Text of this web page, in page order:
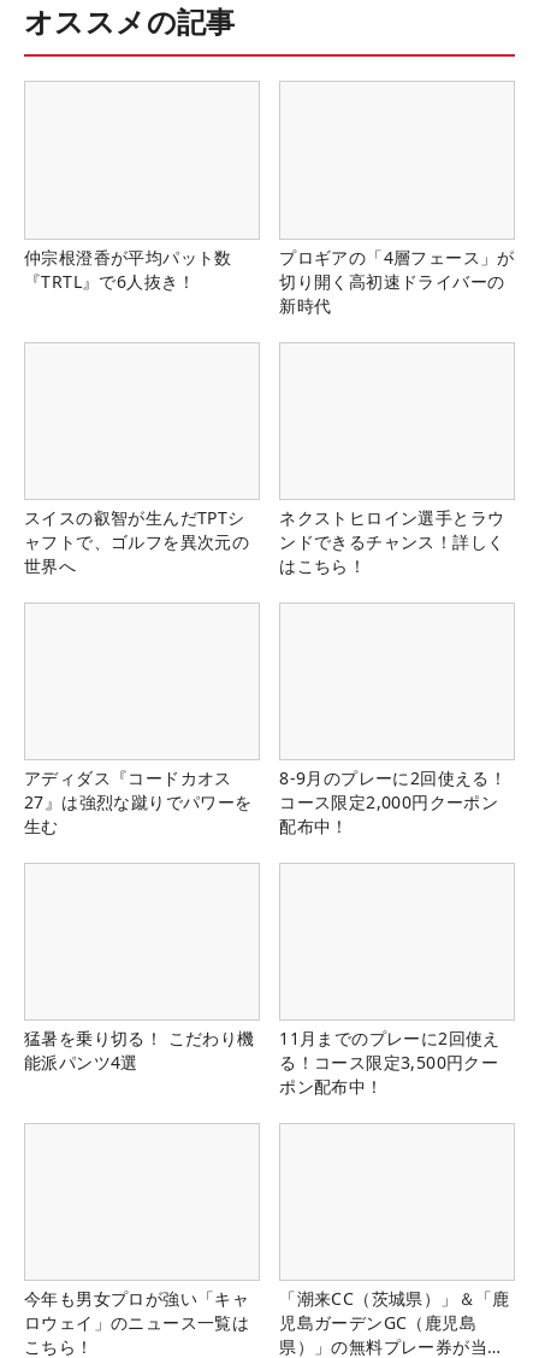
オススメの記事
仲宗根澄香が平均パット数
『TRTL』で6人抜き！
プロギアの「4層フェース」が
切り開く高初速ドライバーの
新時代
スイスの叡智が生んだTPTシ
ャフトで、ゴルフを異次元の
世界へ
ネクストヒロイン選手とラウ
ンドできるチャンス！詳しく
はこちら！
アディダス『コードカオス
27』は強烈な蹴りでパワーを
生む
8-9月のプレーに2回使える！
コース限定2,000円クーポン
配布中！
猛暑を乗り切る！ こだわり機
能派パンツ4選
11月までのプレーに2回使え
る！コース限定3,500円クー
ポン配布中！
今年も男女プロが強い「キャ
ロウェイ」のニュース一覧は
こちら！
「潮来CC（茨城県）」＆「鹿
児島ガーデンGC（鹿児島
県）」の無料プレー券が当た